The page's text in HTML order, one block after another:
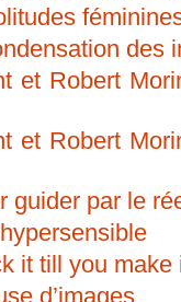
des
et Robert
et Robert
guider par le
it till you make
d’images